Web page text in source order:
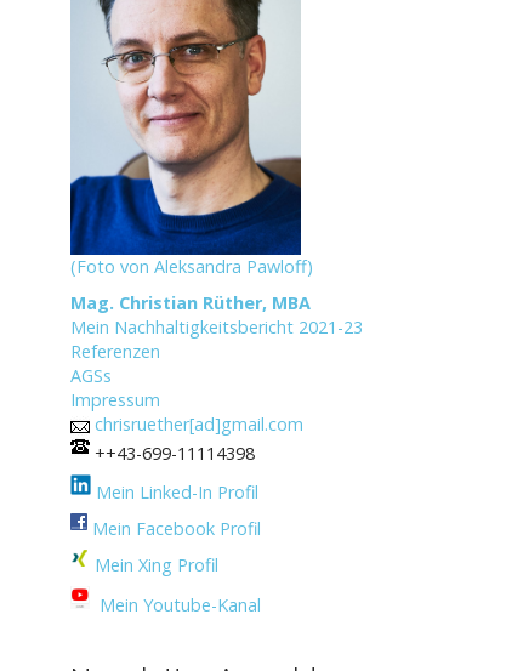
(Foto von Aleksandra Pawloff)
Mag. Christian Rüther, MBA
Mein Nachhaltigkeitsbericht 2021-23
Referenzen
AGSs
Impressum
chrisruether[ad]gmail.com
++43-699-11114398
Mein Linked-In Profil
Mein Facebook Profil
Mein Xing Profil
Mein Youtube-Kanal